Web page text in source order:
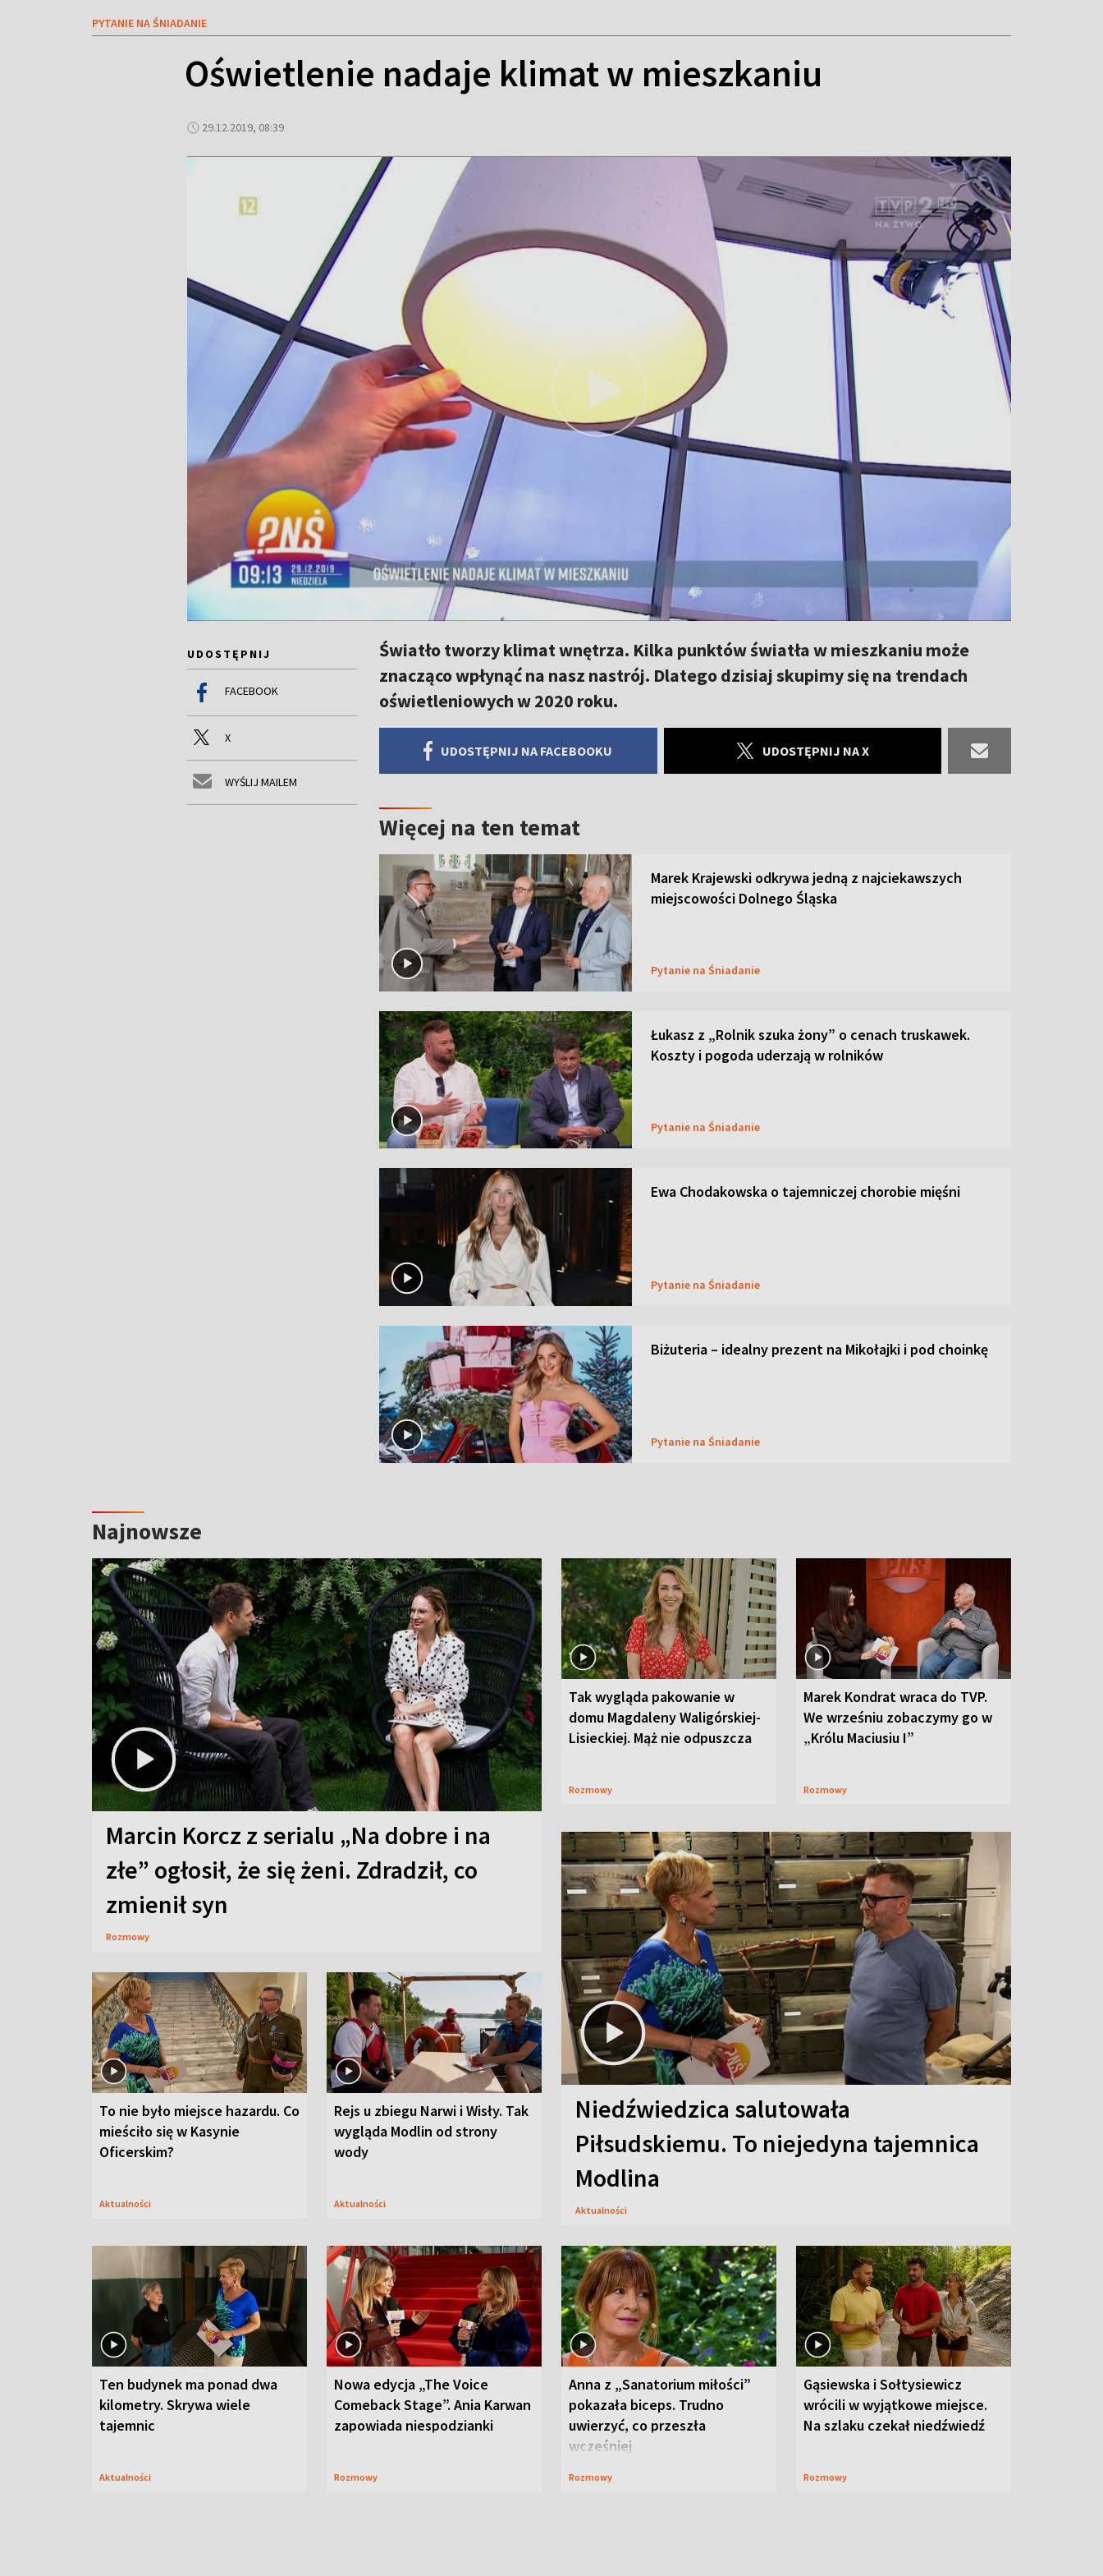
PYTANIE NA ŚNIADANIE
Oświetlenie nadaje klimat w mieszkaniu
29.12.2019, 08:39
UDOSTĘPNIJ
FACEBOOK
X
WYŚLIJ MAILEM
Światło tworzy klimat wnętrza. Kilka punktów światła w mieszkaniu może
znacząco wpłynąć na nasz nastrój. Dlatego dzisiaj skupimy się na trendach
oświetleniowych w 2020 roku.
UDOSTĘPNIJ NA FACEBOOKU UDOSTĘPNIJ NA X
Więcej na ten temat
Marek Krajewski odkrywa jedną z najciekawszych
miejscowości Dolnego Śląska
Pytanie na Śniadanie
Łukasz z „Rolnik szuka żony” o cenach truskawek.
Koszty i pogoda uderzają w rolników
Pytanie na Śniadanie
Ewa Chodakowska o tajemniczej chorobie mięśni
Pytanie na Śniadanie
Biżuteria – idealny prezent na Mikołajki i pod choinkę
Pytanie na Śniadanie
Najnowsze
Marcin Korcz z serialu „Na dobre i na
złe” ogłosił, że się żeni. Zdradził, co
zmienił syn
Rozmowy
Tak wygląda pakowanie w
domu Magdaleny Waligórskiej-
Lisieckiej. Mąż nie odpuszcza
Rozmowy
Marek Kondrat wraca do TVP.
We wrześniu zobaczymy go w
„Królu Maciusiu I”
Rozmowy
To nie było miejsce hazardu. Co
mieściło się w Kasynie
Oficerskim?
Aktualności
Rejs u zbiegu Narwi i Wisły. Tak
wygląda Modlin od strony
wody
Aktualności
Niedźwiedzica salutowała
Piłsudskiemu. To niejedyna tajemnica
Modlina
Aktualności
Ten budynek ma ponad dwa
kilometry. Skrywa wiele
tajemnic
Aktualności
Nowa edycja „The Voice
Comeback Stage”. Ania Karwan
zapowiada niespodzianki
Rozmowy
Anna z „Sanatorium miłości”
pokazała biceps. Trudno
uwierzyć, co przeszła
wcześniej
Rozmowy
Gąsiewska i Sołtysiewicz
wrócili w wyjątkowe miejsce.
Na szlaku czekał niedźwiedź
Rozmowy